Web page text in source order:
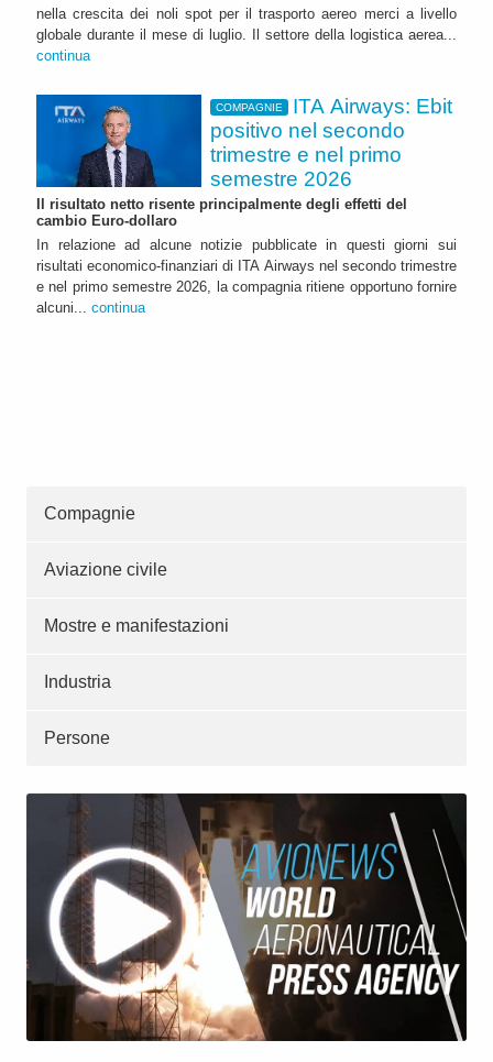
nella crescita dei noli spot per il trasporto aereo merci a livello
globale durante il mese di luglio. Il settore della logistica aerea...
continua
COMPAGNIE
ITA Airways: Ebit
positivo nel secondo
trimestre e nel primo
semestre 2026
Il risultato netto risente principalmente degli effetti del
cambio Euro-dollaro
In relazione ad alcune notizie pubblicate in questi giorni sui
risultati economico-finanziari di ITA Airways nel secondo trimestre
e nel primo semestre 2026, la compagnia ritiene opportuno fornire
alcuni... continua
Compagnie
Aviazione civile
Mostre e manifestazioni
Industria
Persone